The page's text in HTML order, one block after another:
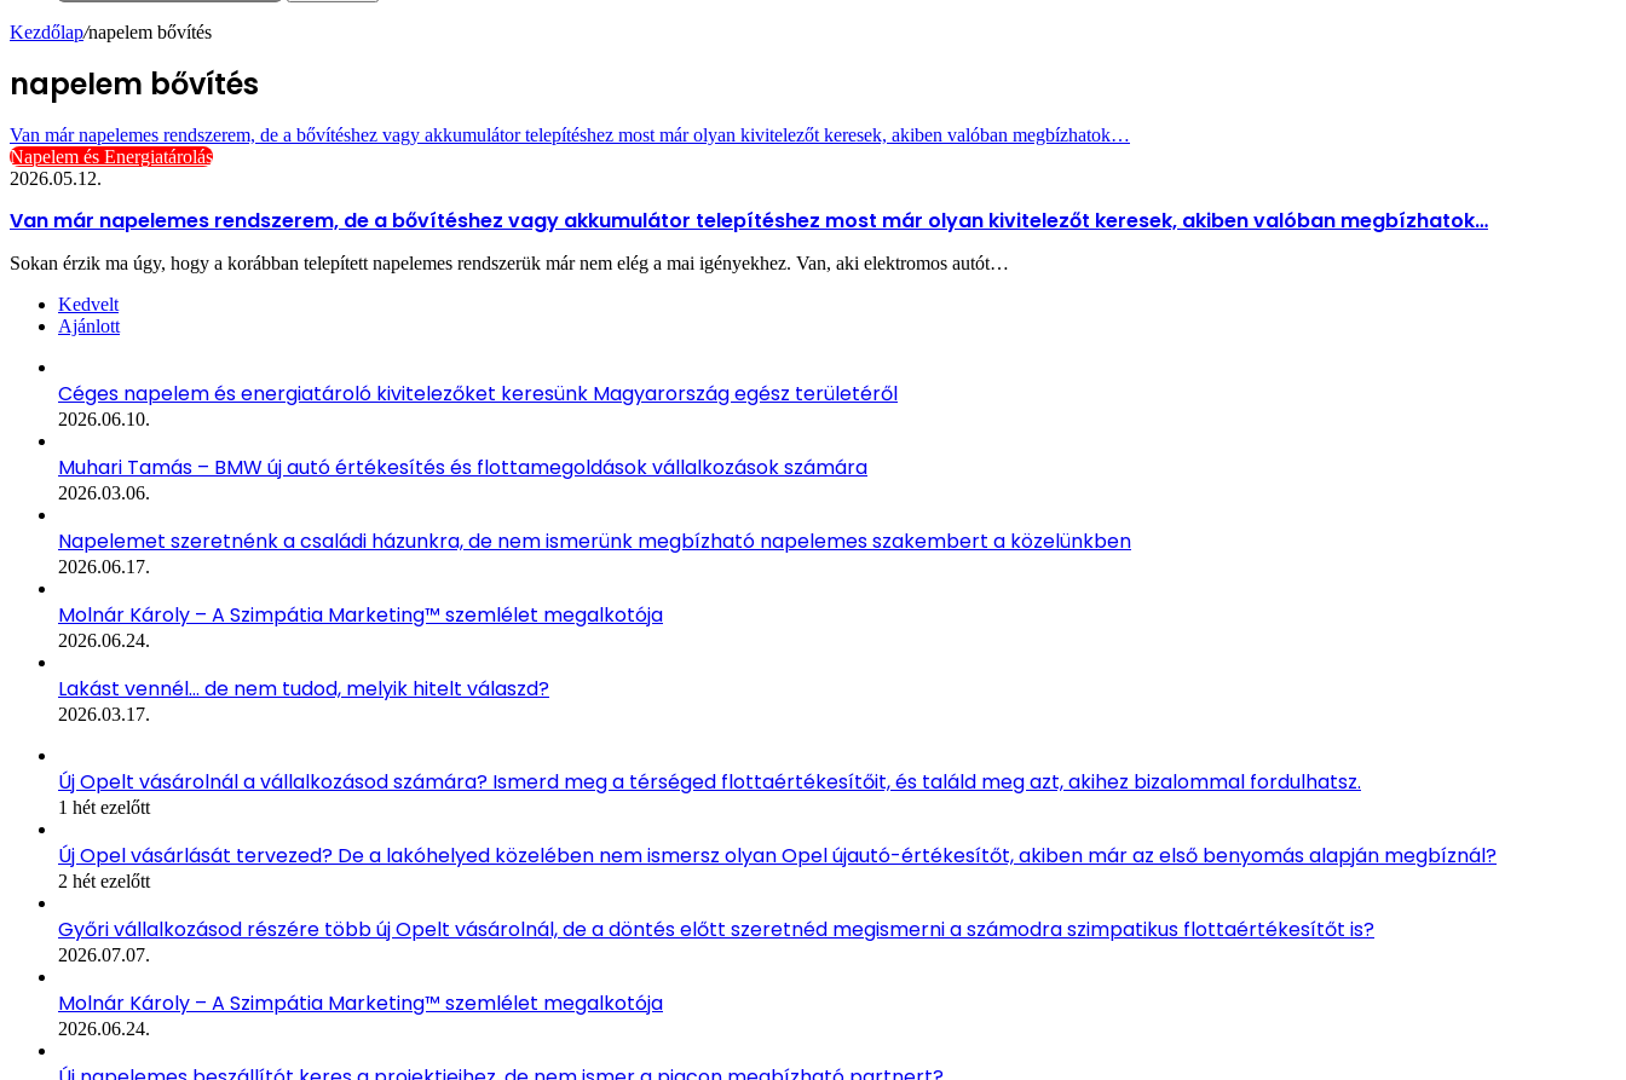
Kezdőlap/napelem bővítés
napelem bővítés
Van már napelemes rendszerem, de a bővítéshez vagy akkumulátor telepítéshez most már olyan kivitelezőt keresek, akiben valóban megbízhatok…
Napelem és Energiatárolás
2026.05.12.
Van már napelemes rendszerem, de a bővítéshez vagy akkumulátor telepítéshez most már olyan kivitelezőt keresek, akiben valóban megbízhatok…
Sokan érzik ma úgy, hogy a korábban telepített napelemes rendszerük már nem elég a mai igényekhez. Van, aki elektromos autót…
Kedvelt
Ajánlott
Céges napelem és energiatároló kivitelezőket keresünk Magyarország egész területéről
2026.06.10.
Muhari Tamás – BMW új autó értékesítés és flottamegoldások vállalkozások számára
2026.03.06.
Napelemet szeretnénk a családi házunkra, de nem ismerünk megbízható napelemes szakembert a közelünkben
2026.06.17.
Molnár Károly – A Szimpátia Marketing™ szemlélet megalkotója
2026.06.24.
Lakást vennél… de nem tudod, melyik hitelt válaszd?
2026.03.17.
Új Opelt vásárolnál a vállalkozásod számára? Ismerd meg a térséged flottaértékesítőit, és találd meg azt, akihez bizalommal fordulhatsz.
1 hét ezelőtt
Új Opel vásárlását tervezed? De a lakóhelyed közelében nem ismersz olyan Opel újautó-értékesítőt, akiben már az első benyomás alapján megbíznál?
2 hét ezelőtt
Győri vállalkozásod részére több új Opelt vásárolnál, de a döntés előtt szeretnéd megismerni a számodra szimpatikus flottaértékesítőt is?
2026.07.07.
Molnár Károly – A Szimpátia Marketing™ szemlélet megalkotója
2026.06.24.